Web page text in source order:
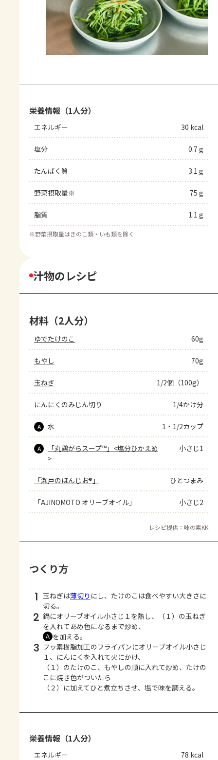
栄養情報（1人分）
エネルギー 30 kcal
塩分 0.7 g
たんぱく質 3.1 g
野菜摂取量※ 75 g
脂質 1.1 g
※野菜摂取量はきのこ類・いも類を除く
汁物のレシピ
材料（2人分）
ゆでたけのこ 60g
もやし 70g
玉ねぎ 1/2個（100g）
にんにくのみじん切り 1/4かけ分
A 水 1・1/2カップ
A
「丸鶏がらスープ™」<塩分ひかえめ
>
小さじ1
「瀬戸のほんじお®」 ひとつまみ
「AJINOMOTO オリーブオイル」 小さじ2
レシピ提供：味の素KK
つくり方
1 玉ねぎは薄切り にし、たけのこは食べやすい大きさに
切る。
2 鍋にオリーブオイル小さじ１を熱し、（１）の玉ねぎ
を入れてあめ色になるまで炒め、
Ａ を加える。
3 フッ素樹脂加工のフライパンにオリーブオイル小さじ
１、にんにくを入れて火にかけ、
（１）のたけのこ、もやしの順に入れて炒め、たけの
こに焼き色がついたら
（２）に加えてひと煮立ちさせ、塩で味を調える。
栄養情報（1人分）
エネルギー 78 kcal